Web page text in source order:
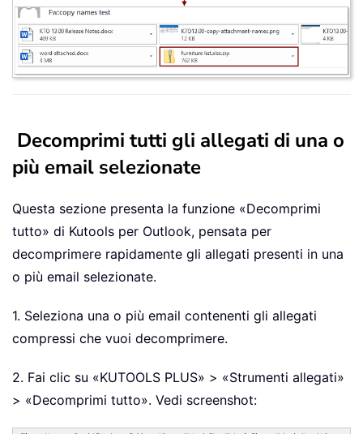
Decomprimi tutti gli allegati di una o
più email selezionate
Questa sezione presenta la funzione «Decomprimi
tutto» di Kutools per Outlook, pensata per
decomprimere rapidamente gli allegati presenti in una
o più email selezionate.
1. Seleziona una o più email contenenti gli allegati
compressi che vuoi decomprimere.
2. Fai clic su «KUTOOLS PLUS» > «Strumenti allegati»
> «Decomprimi tutto». Vedi screenshot: